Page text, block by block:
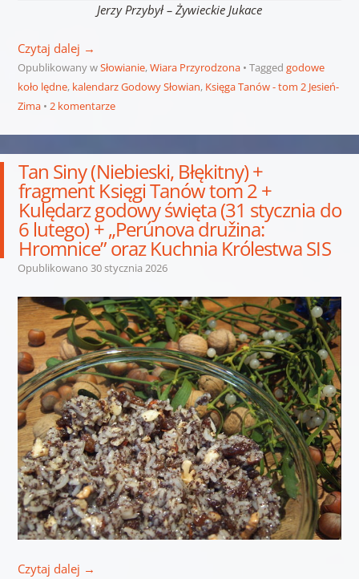
Jerzy Przybył – Żywieckie Jukace
Czytaj dalej →
Opublikowany wSłowianie,Wiara Przyrodzona Tagged godowe
koło lędne, kalendarz Godowy Słowian, Księga Tanów - tom 2 Jesień-
Zima
2 komentarze
Tan Siny (Niebieski, Błękitny) +
fragment Księgi Tanów tom 2 +
Kulędarz godowy święta (31 stycznia do
6 lutego) + „Perúnova družina:
Hromnice” oraz Kuchnia Królestwa SIS
Opublikowano 30 stycznia 2026
Czytaj dalej →